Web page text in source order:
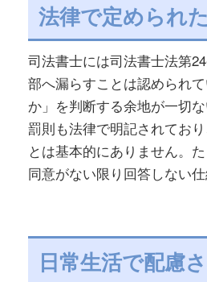
法律で定められ
司法書士には司法書士法第
部へ漏らすことは認められ
か」を判断する余地が一切
罰則も法律で明記されてお
とは基本的にありません。
同意がない限り回答しない仕
日常生活で配慮